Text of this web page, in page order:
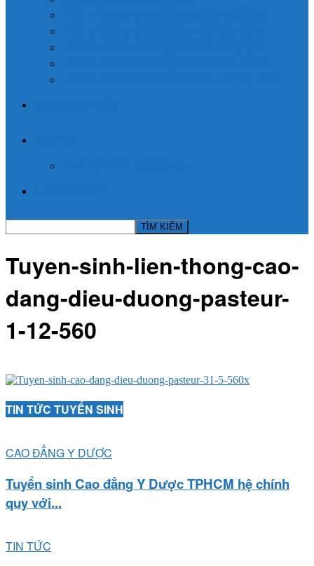
Tuyen-sinh-lien-thong-cao-
dang-dieu-duong-pasteur-
1-12-560
TIN TỨC TUYỂN SINH
CAO ĐẲNG Y DƯỢC
Tuyển sinh Cao đẳng Y Dược TPHCM hệ chính
quy với...
TIN TỨC